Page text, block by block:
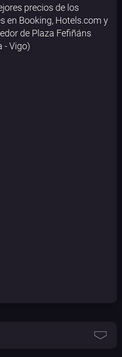
precios de los
en Booking, Hotels.com y
de Plaza Fefiñáns
- Vigo)